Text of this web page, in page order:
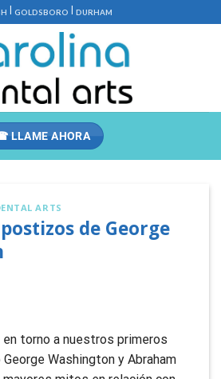
| GOLDSBORO | DURHAM
LLAME AHORA
ARTS
de George
torno a nuestros primeros
Washington y Abraham